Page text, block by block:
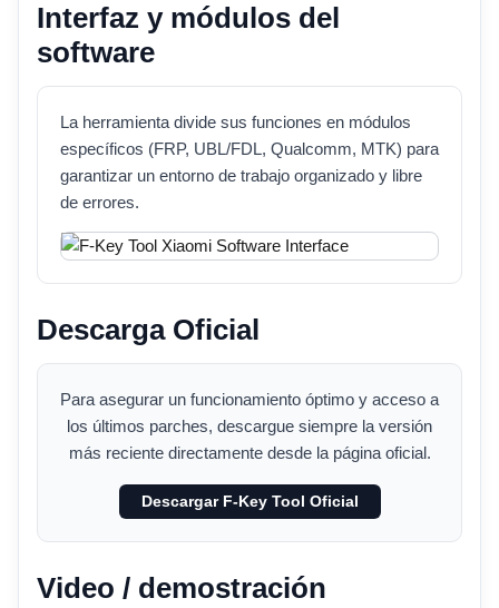
Interfaz y módulos del
software
La herramienta divide sus funciones en módulos
específicos (FRP, UBL/FDL, Qualcomm, MTK) para
garantizar un entorno de trabajo organizado y libre
de errores.
Descarga Oficial
Para asegurar un funcionamiento óptimo y acceso a
los últimos parches, descargue siempre la versión
más reciente directamente desde la página oficial.
Descargar F-Key Tool Oficial
Video / demostración